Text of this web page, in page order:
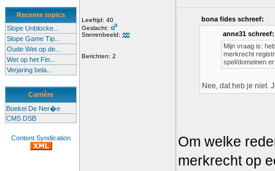
Recente topics
Slope Unblocke...
Slope Game Tip...
Oude Wet op de...
Wet op het Fin...
Verjaring bela...
Carrière
Boekel De Ner�e
CMS DSB
Content Syndication
Leeftijd: 40
Geslacht:
Sterrenbeeld:
Berichten: 2
bona fides schreef:
anne31 schreef:
Mijn vraag is:
merkrecht
spel/domeinen
Nee, dat heb je niet.
Om welke
merkrecht op